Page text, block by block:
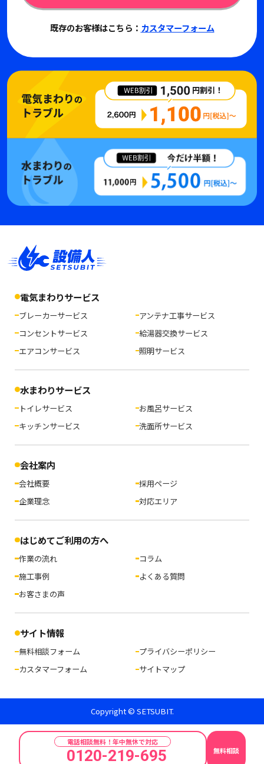
既存のお客様はこちら： カスタマーフォーム
電話相談無料！年中無休で対応
0120-219-695 無料相談
電気まわりサービス
ブレーカーサービス
コンセントサービス
照明サービス
アンテナ工事サービス
給湯器交換サービス
エアコンサービス
水まわりサービス
トイレサービス
キッチンサービス
お風呂サービス
洗面所サービス
会社案内
会社概要
企業理念
採用ページ
対応エリア
はじめてご利用の方へ
作業の流れ
施工事例
お客さまの声
コラム
よくある質問
サイト情報
無料相談フォーム
カスタマーフォーム
プライバシーポリシー
サイトマップ
Copyright © SETSUBIT.